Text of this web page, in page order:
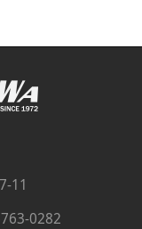
11
0282